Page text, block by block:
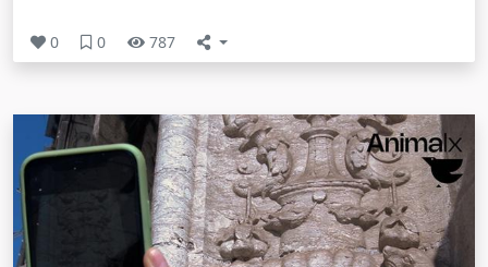
0 0 787